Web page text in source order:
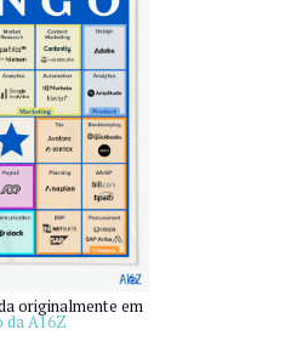
originalmente em
da A16Z